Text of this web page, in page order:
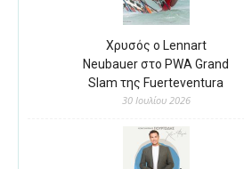
Χρυσός ο Lennart
Neubauer στο PWA Grand
Slam της Fuerteventura
30 Ιουλίου 2026